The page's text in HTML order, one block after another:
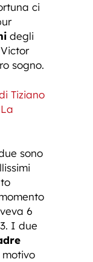
ci
degli
sogno.
Tiziano
sono
6
I due